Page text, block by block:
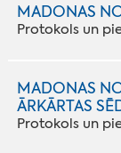
MADONAS
Protokols un
MADONAS
ĀRKĀRTAS
Protokols un